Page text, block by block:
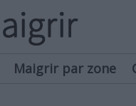
Maigrir par zone